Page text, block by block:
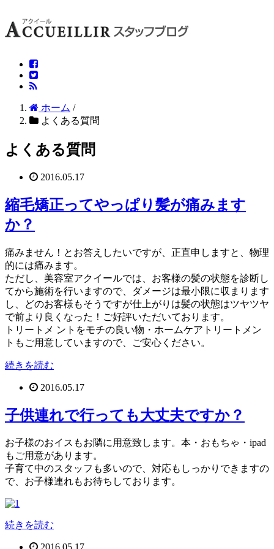
ホーム /
よくある質問
よくある質問
2016.05.17
縮毛矯正ってやっぱり髪が痛みます
か？
痛みません！とお答えしたいですが、正直申しますと、物理
的には痛みます。
ただし、美容室アクイールでは、お客様の髪の状態を診断し
てから施術を行いますので、ダメージは最小限に収まります
し、どのお客様もそうですが仕上がりは髪の状態はツヤツヤ
で前より良くなった！ご好評いただいております。
トリートメ ントをモチの良い物・ホームケアトリートメン
トもご用意していますので、ご安心ください。
続きを読む
2016.05.17
子供連れで行っても大丈夫ですか？
お子様のおイスもお隣に用意致します。本・おもちゃ・ipad
もご用意があります。
子育て中のスタッフも多いので、対応もしっかりできますの
で、お子様連れもお待ちしております。
続きを読む